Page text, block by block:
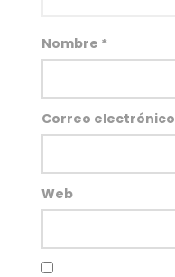
Nombre *
Correo electrónico
Web